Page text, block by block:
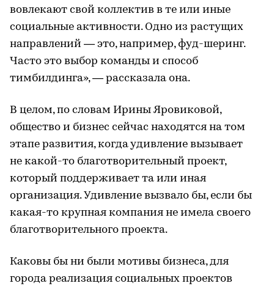
вовлекают свой коллектив в те или иные
социальные активности. Одно из растущих
направлений — это, например, фуд-шеринг.
Часто это выбор команды и способ
тимбилдинга», — рассказала она.
В целом, по словам Ирины Яровиковой,
общество и бизнес сейчас находятся на том
этапе развития, когда удивление вызывает
не какой-то благотворительный проект,
который поддерживает та или иная
организация. Удивление вызвало бы, если бы
какая-то крупная компания не имела своего
благотворительного проекта.
Каковы бы ни были мотивы бизнеса, для
города реализация социальных проектов